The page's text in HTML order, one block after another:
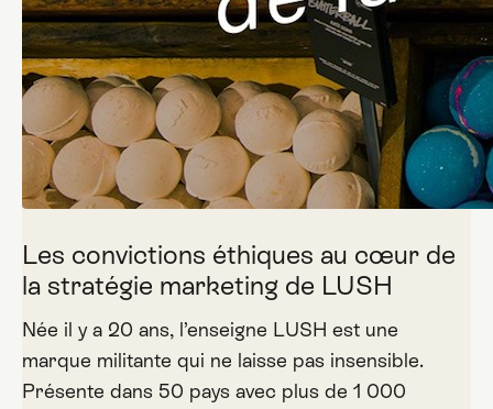
Les convictions éthiques au cœur de
la stratégie marketing de LUSH
Née il y a 20 ans, l’enseigne LUSH est une
marque militante qui ne laisse pas insensible.
Présente dans 50 pays avec plus de 1 000